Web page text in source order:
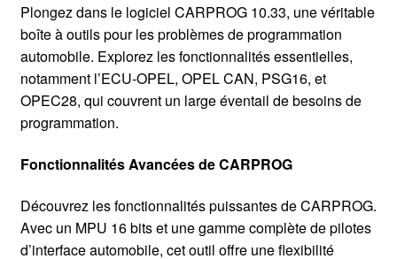
Plongez dans le logiciel CARPROG 10.33, une véritable
boîte à outils pour les problèmes de programmation
automobile. Explorez les fonctionnalités essentielles,
notamment l’ECU-OPEL, OPEL CAN, PSG16, et
OPEC28, qui couvrent un large éventail de besoins de
programmation.
Fonctionnalités Avancées de CARPROG
Découvrez les fonctionnalités puissantes de CARPROG.
Avec un MPU 16 bits et une gamme complète de pilotes
d’interface automobile, cet outil offre une flexibilité